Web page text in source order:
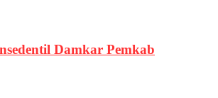
Damkar Pemkab